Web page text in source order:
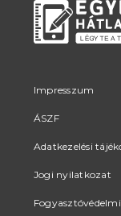
Impresszum
ÁSZF
Adatkezelési
Jogi nyilatkozat